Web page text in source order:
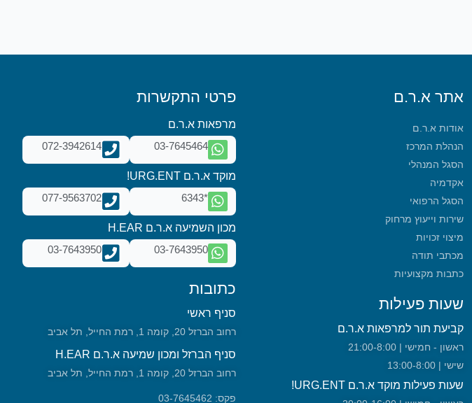
אתר א.ר.ם
אודות א.ר.ם
הנהלת המרכז
הסגל המנהלי
אקדמיה
הסגל הרפואי
שירות וייעוץ מרחוק
מיצוי זכויות
מכתבי תודה
כתבות מקצועיות
שעות פעילות
קביעת תור למרפאות א.ר.ם
ראשון - חמישי | 21:00-8:00
שישי | 13:00-8:00
שעות פעילות מוקד א.ר.ם URG.ENT!
פרטי התקשרות
מרפאות א.ר.ם
03-7645464
072-3942614
מוקד א.ר.ם URG.ENT!
*6343
077-9563702
מכון השמיעה א.ר.ם H.EAR
03-7643950
03-7643950
כתובות
סניף ראשי
רחוב הברזל 20, קומה 1, רמת החייל, תל אביב
סניף הברזל ומכון שמיעה א.ר.ם H.EAR
רחוב הברזל 20, קומה 1, רמת החייל, תל אביב
פקס: 03-7645462